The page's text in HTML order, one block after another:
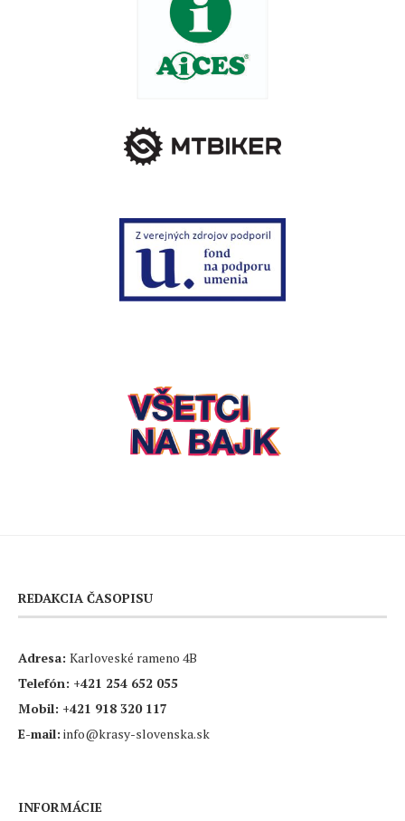
REDAKCIA ČASOPISU
Adresa: Karloveské rameno 4B
Telefón: +421 254 652 055
Mobil: +421 918 320 117
E-mail: info@krasy-slovenska.sk
INFORMÁCIE